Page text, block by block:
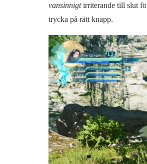
vansinnigtirriterande till slut
trycka på rätt knapp.